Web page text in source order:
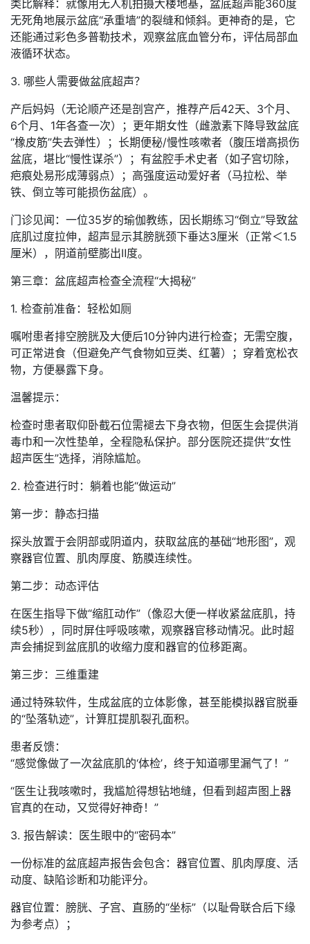
类比解释：就像用无人机拍摄大楼地基，盆底超声能360度
无死角地展示盆底“承重墙”的裂缝和倾斜。更神奇的是，它
还能通过彩色多普勒技术，观察盆底血管分布，评估局部血
液循环状态。
3. 哪些人需要做盆底超声？
产后妈妈（无论顺产还是剖宫产，推荐产后42天、3个月、
6个月、1年各查一次）；更年期女性（雌激素下降导致盆底
“橡皮筋”失去弹性）；长期便秘/慢性咳嗽者（腹压增高损伤
盆底，堪比“慢性谋杀”）；有盆腔手术史者（如子宫切除，
疤痕处易形成薄弱点）；高强度运动爱好者（马拉松、举
铁、倒立等可能损伤盆底）。
门诊见闻：一位35岁的瑜伽教练，因长期练习“倒立”导致盆
底肌过度拉伸，超声显示其膀胱颈下垂达3厘米（正常＜1.5
厘米），阴道前壁膨出Ⅱ度。
第三章：盆底超声检查全流程“大揭秘”
1. 检查前准备：轻松如厕
嘱咐患者排空膀胱及大便后10分钟内进行检查；无需空腹，
可正常进食（但避免产气食物如豆类、红薯）；穿着宽松衣
物，方便暴露下身。
温馨提示：
检查时患者取仰卧截石位需褪去下身衣物，但医生会提供消
毒巾和一次性垫单，全程隐私保护。部分医院还提供“女性
超声医生”选择，消除尴尬。
2. 检查进行时：躺着也能“做运动”
第一步：静态扫描
探头放置于会阴部或阴道内，获取盆底的基础“地形图”，观
察器官位置、肌肉厚度、筋膜连续性。
第二步：动态评估
在医生指导下做“缩肛动作”（像忍大便一样收紧盆底肌，持
续5秒），同时屏住呼吸咳嗽，观察器官移动情况。此时超
声会捕捉到盆底肌的收缩力度和器官的位移距离。
第三步：三维重建
通过特殊软件，生成盆底的立体影像，甚至能模拟器官脱垂
的“坠落轨迹”，计算肛提肌裂孔面积。
患者反馈：
“感觉像做了一次盆底肌的‘体检’，终于知道哪里漏气了！”
“医生让我咳嗽时，我尴尬得想钻地缝，但看到超声图上器
官真的在动，又觉得好神奇！”
3. 报告解读：医生眼中的“密码本”
一份标准的盆底超声报告会包含：器官位置、肌肉厚度、活
动度、缺陷诊断和功能评分。
器官位置：膀胱、子宫、直肠的“坐标”（以耻骨联合后下缘
为参考点）；